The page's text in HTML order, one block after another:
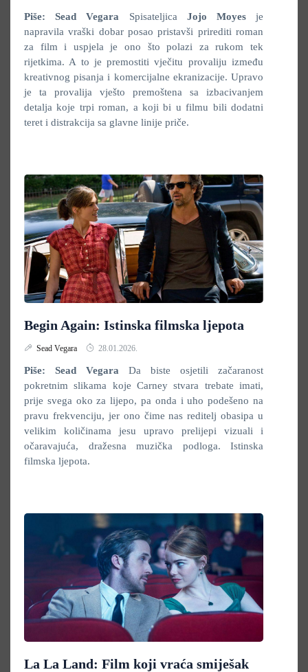
Piše: Sead Vegara Spisateljica Jojo Moyesje
napravila vraški dobar posao pristavši prirediti roman
za film i uspjela je ono što polazi za rukom tek
rijetkima. A to je premostiti vječitu provaliju između
kreativnog pisanja i komercijalne ekranizacije. Upravo
je ta provalija vješto premoštena sa izbacivanjem
detalja koje trpi roman, a koji bi u filmu bili dodatni
teret i distrakcija sa glavne linije priče.
Begin Again: Istinska filmska ljepota
Sead Vegara 28.01.2026.
Piše: Sead Vegara Da biste osjetili začaranost
pokretnim slikama koje Carney stvara trebate imati,
prije svega oko za lijepo, pa onda i uho podešeno na
pravu frekvenciju, jer ono čime nas reditelj obasipa u
velikim količinama jesu upravo prelijepi vizuali i
očaravajuća, dražesna muzička podloga. Istinska
filmska ljepota.
La La Land: Film koji vraća smiješak